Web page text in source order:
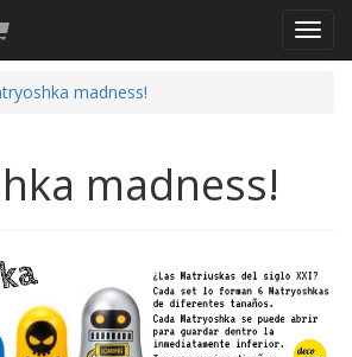
madness!
madness!